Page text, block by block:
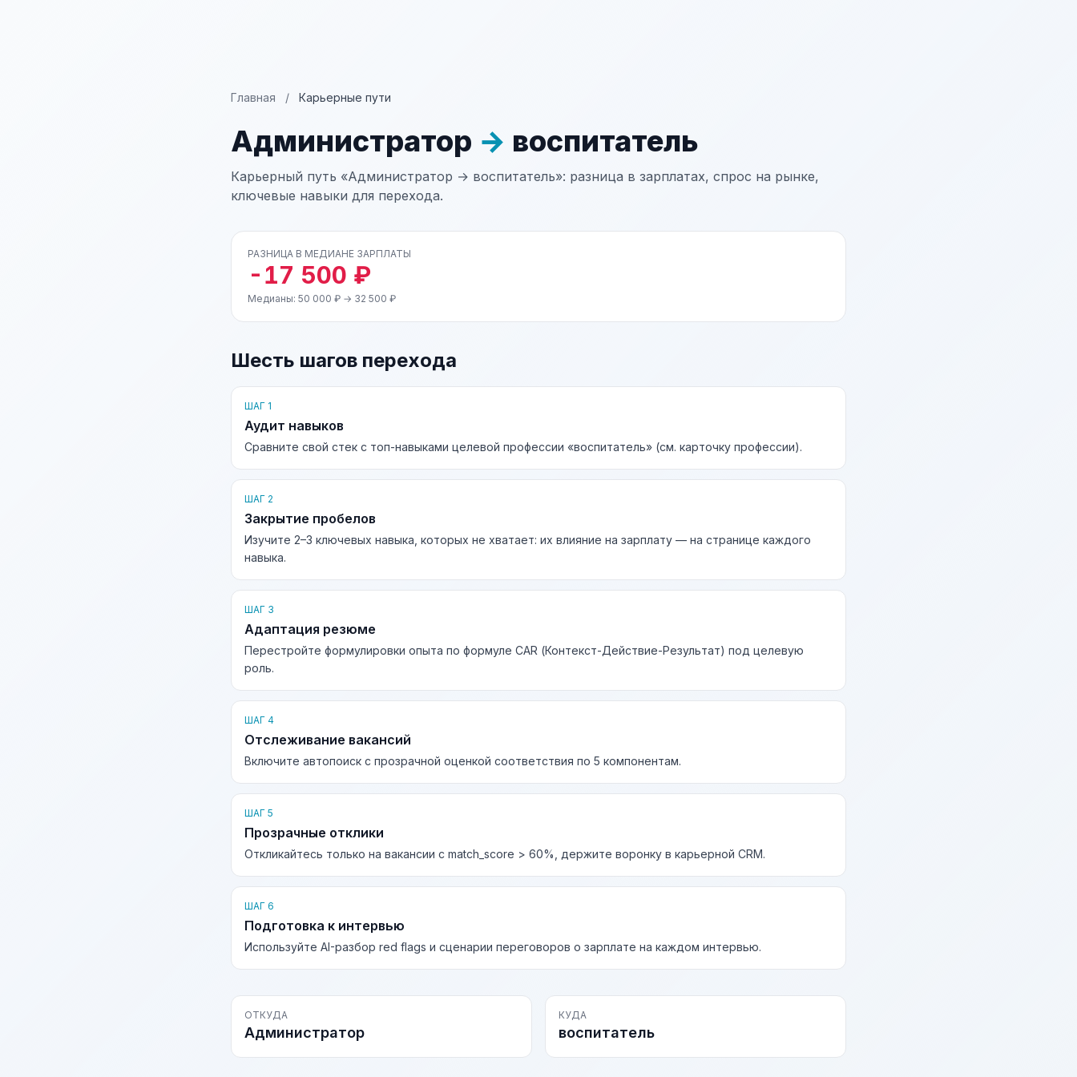
Главная / Карьерные пути
Администратор → воспитатель
Карьерный путь «Администратор → воспитатель»: разница в зарплатах, спрос на рынке,
ключевые навыки для перехода.
РАЗНИЦА В МЕДИАНЕ ЗАРПЛАТЫ
-17 500 ₽
Медианы: 50 000 ₽ → 32 500 ₽
Шесть шагов перехода
ШАГ 1
Аудит навыков
Сравните свой стек с топ-навыками целевой профессии «воспитатель» (см. карточку профессии).
ШАГ 2
Закрытие пробелов
Изучите 2–3 ключевых навыка, которых не хватает: их влияние на зарплату — на странице каждого
навыка.
ШАГ 3
Адаптация резюме
Перестройте формулировки опыта по формуле CAR (Контекст-Действие-Результат) под целевую
роль.
ШАГ 4
Отслеживание вакансий
Включите автопоиск с прозрачной оценкой соответствия по 5 компонентам.
ШАГ 5
Прозрачные отклики
Откликайтесь только на вакансии с match_score > 60%, держите воронку в карьерной CRM.
ШАГ 6
Подготовка к интервью
Используйте AI-разбор red flags и сценарии переговоров о зарплате на каждом интервью.
ОТКУДА
Администратор
КУДА
воспитатель